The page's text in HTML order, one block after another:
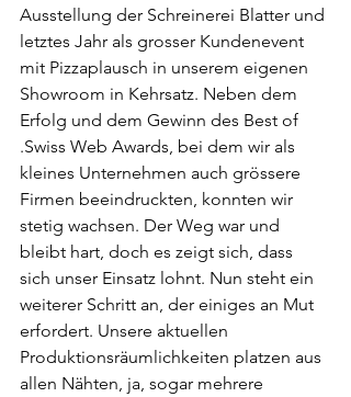
Ausstellung der Schreinerei Blatter und
letztes Jahr als grosser Kundenevent
mit Pizzaplausch in unserem eigenen
Showroom in Kehrsatz. Neben dem
Erfolg und dem Gewinn des Best of
.Swiss Web Awards, bei dem wir als
kleines Unternehmen auch grössere
Firmen beeindruckten, konnten wir
stetig wachsen. Der Weg war und
bleibt hart, doch es zeigt sich, dass
sich unser Einsatz lohnt. Nun steht ein
weiterer Schritt an, der einiges an Mut
erfordert. Unsere aktuellen
Produktionsräumlichkeiten platzen aus
allen Nähten, ja, sogar mehrere